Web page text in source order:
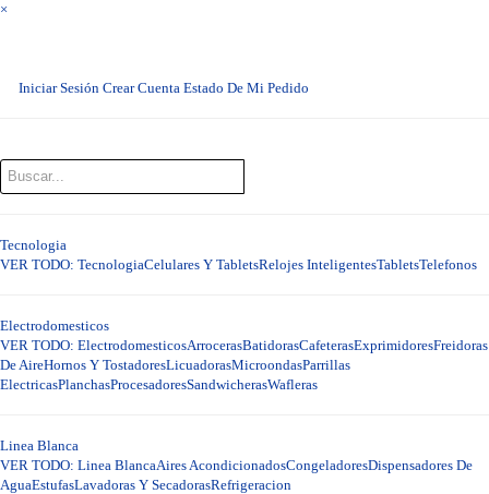
×
Iniciar Sesión Crear Cuenta Estado De Mi Pedido
Tecnologia
VER TODO: TecnologiaCelulares Y TabletsRelojes InteligentesTabletsTelefonos
Electrodomesticos
VER TODO: ElectrodomesticosArrocerasBatidorasCafeterasExprimidoresFreidoras
De AireHornos Y TostadoresLicuadorasMicroondasParrillas
ElectricasPlanchasProcesadoresSandwicherasWafleras
Linea Blanca
VER TODO: Linea BlancaAires AcondicionadosCongeladoresDispensadores De
AguaEstufasLavadoras Y SecadorasRefrigeracion